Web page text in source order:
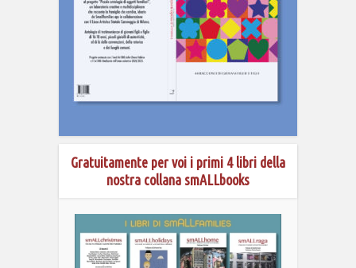
Gratuitamente per voi i primi 4 libri della
nostra collana smALLbooks